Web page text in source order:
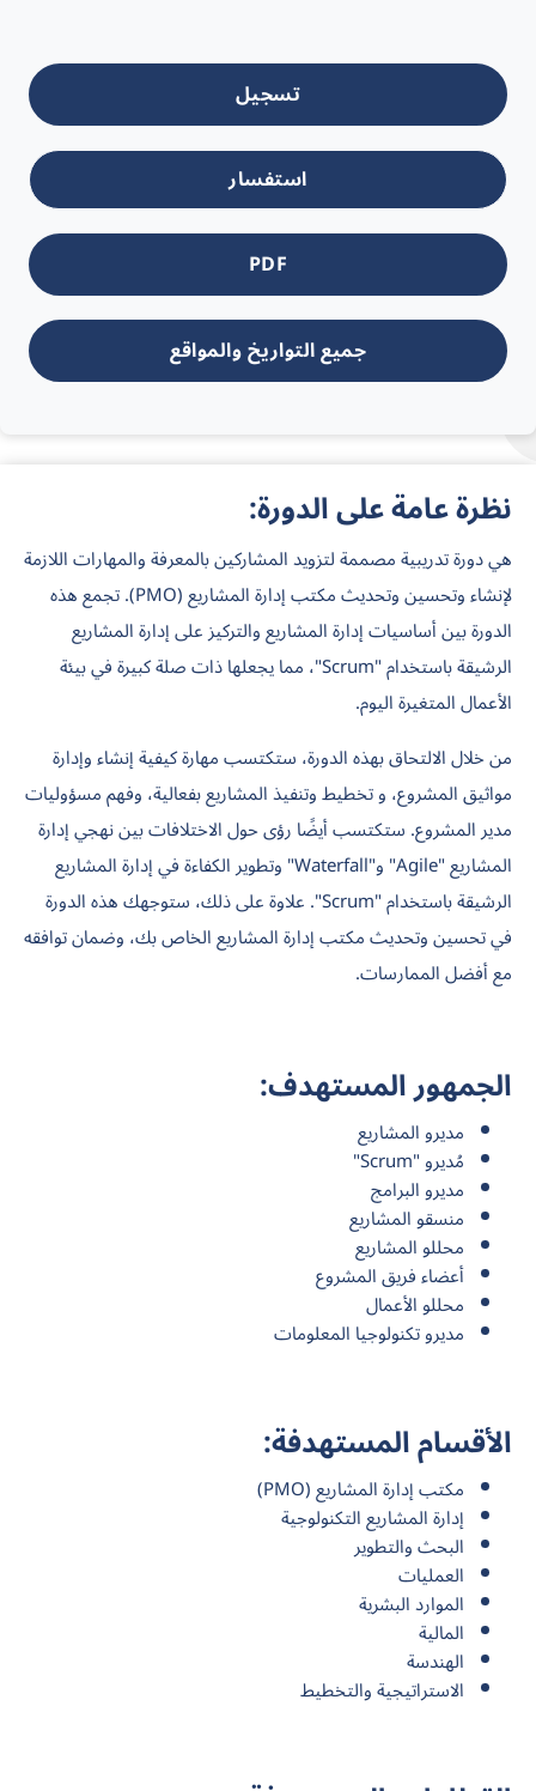
تسجيل
استفسار
PDF
جميع التواريخ والمواقع
نظرة عامة على الدورة:
هي دورة تدريبية مصممة لتزويد المشاركين بالمعرفة والمهارات اللازمة
لإنشاء وتحسين وتحديث مكتب إدارة المشاريع (PMO). تجمع هذه
الدورة بين أساسيات إدارة المشاريع والتركيز على إدارة المشاريع
الرشيقة باستخدام "Scrum"، مما يجعلها ذات صلة كبيرة في بيئة
الأعمال المتغيرة اليوم.
من خلال الالتحاق بهذه الدورة، ستكتسب مهارة كيفية إنشاء وإدارة
مواثيق المشروع، و تخطيط وتنفيذ المشاريع بفعالية، وفهم مسؤوليات
مدير المشروع. ستكتسب أيضًا رؤى حول الاختلافات بين نهجي إدارة
المشاريع "Agile" و"Waterfall" وتطوير الكفاءة في إدارة المشاريع
الرشيقة باستخدام "Scrum". علاوة على ذلك، ستوجهك هذه الدورة
في تحسين وتحديث مكتب إدارة المشاريع الخاص بك، وضمان توافقه
مع أفضل الممارسات.
الجمهور المستهدف:
مديرو المشاريع
مُديرو "Scrum"
مديرو البرامج
منسقو المشاريع
محللو المشاريع
أعضاء فريق المشروع
محللو الأعمال
مديرو تكنولوجيا المعلومات
الأقسام المستهدفة:
مكتب إدارة المشاريع (PMO)
إدارة المشاريع التكنولوجية
البحث والتطوير
العمليات
الموارد البشرية
المالية
الهندسة
الاستراتيجية والتخطيط